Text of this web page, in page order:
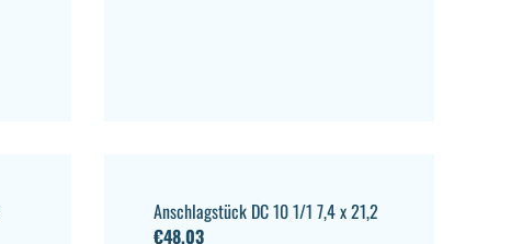
Anschlagstück DC 10 1/1 7,4 x 21,2
€48,03